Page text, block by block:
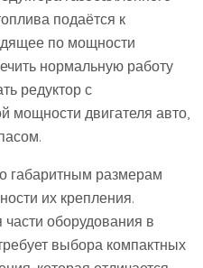
подаётся к
по мощности
нормальную работу
редуктор с
мощности двигателя авто,
габаритным размерам
их крепления.
оборудования в
выбора компактных